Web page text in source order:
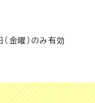
金曜）のみ有効